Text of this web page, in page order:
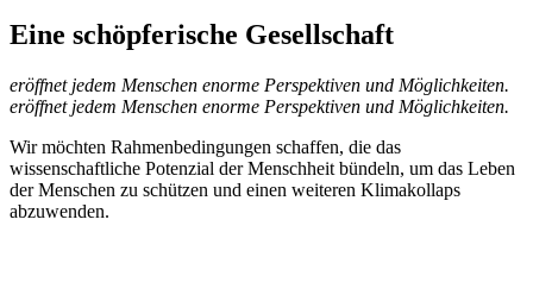
Eine schöpferische Gesellschaft
eröffnet jedem Menschen enorme Perspektiven und Möglichkeiten.
eröffnet jedem Menschen enorme Perspektiven und Möglichkeiten.
Wir möchten Rahmenbedingungen schaffen, die das
wissenschaftliche Potenzial der Menschheit bündeln, um das Leben
der Menschen zu schützen und einen weiteren Klimakollaps
abzuwenden.